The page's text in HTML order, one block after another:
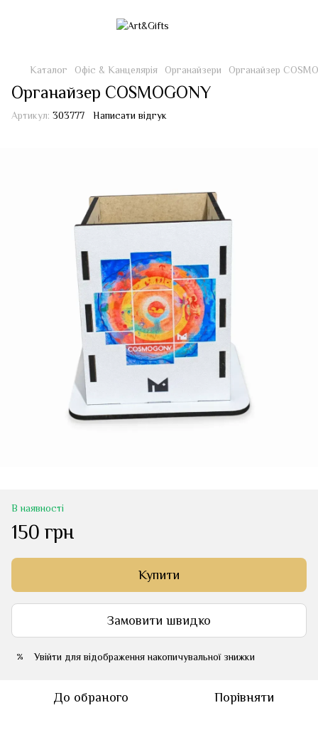
Каталог Офіс & Канцелярія Органайзери Органайзер
Органайзер COSMOGONY
Артикул: 303777 Написати відгук
В наявності
150 грн
Купити
Замовити швидко
% Увійти для відображення накопичувальної знижки
До обраного Порівняти